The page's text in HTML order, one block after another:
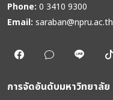
Phone: 0 3410 9300
Email: saraban@npru.ac.th
การจัดอันดับมหาวิทยาลัย